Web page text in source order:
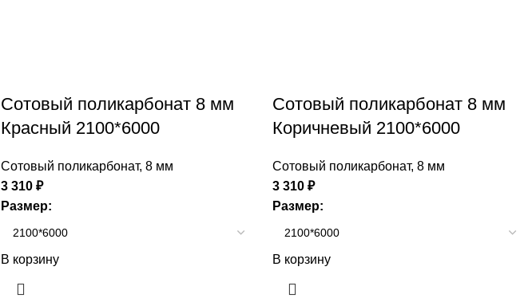
Сотовый поликарбонат 8 мм
Красный 2100*6000
Сотовый поликарбонат, 8 мм
3 310 ₽
Размер:
В корзину
Сотовый поликарбонат 8 мм
Коричневый 2100*6000
Сотовый поликарбонат, 8 мм
3 310 ₽
Размер:
В корзину